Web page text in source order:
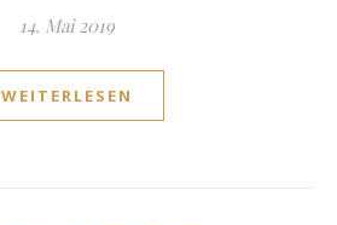
14. Mai 2019
WEITERLESEN